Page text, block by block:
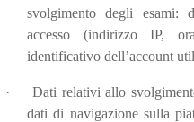
svolgimento degli esami:
accesso (indirizzo IP,
identificativo dell’account
·
Dati relativi allo
dati di navigazione sulla